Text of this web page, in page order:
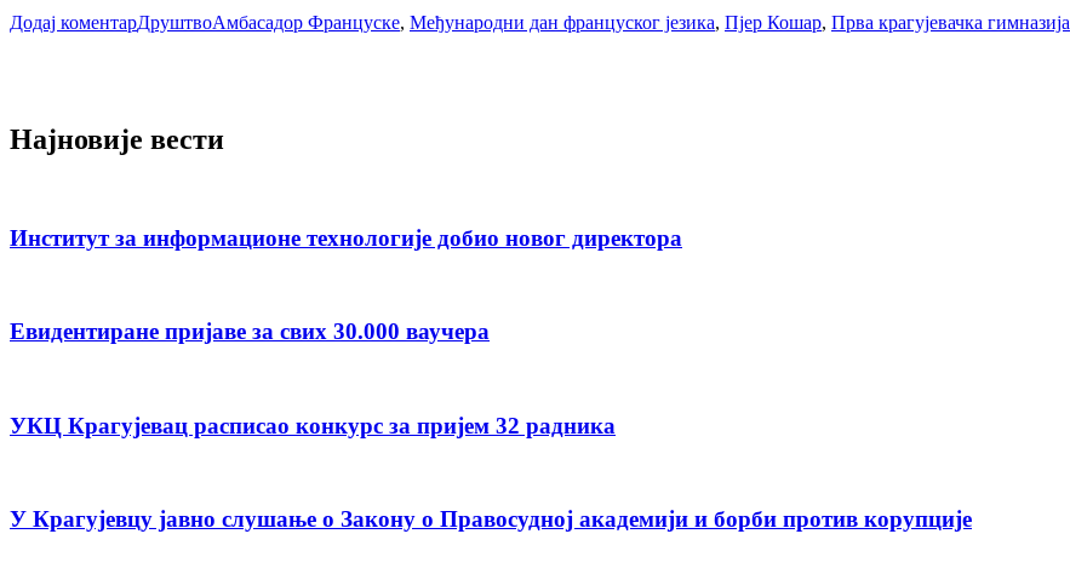
Додај коментарДруштвоАмбасадор Француске, Међународни дан француског језика, Пјер Кошар, Прва крагујевачка гимназија
Најновије вести
Институт за информационе технологије добио новог директора
Евидентиране пријаве за свих 30.000 ваучера
УКЦ Крагујевац расписао конкурс за пријем 32 радника
У Крагујевцу јавно слушање о Закону о Правосудној академији и борби против корупције